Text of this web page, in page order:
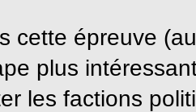
cette épreuve
plus
les factions